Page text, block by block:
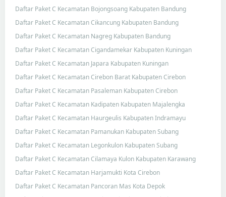
Daftar Paket C Kecamatan Bojongsoang Kabupaten Bandung
Daftar Paket C Kecamatan Cikancung Kabupaten Bandung
Daftar Paket C Kecamatan Nagreg Kabupaten Bandung
Daftar Paket C Kecamatan Cigandamekar Kabupaten Kuningan
Daftar Paket C Kecamatan Japara Kabupaten Kuningan
Daftar Paket C Kecamatan Cirebon Barat Kabupaten Cirebon
Daftar Paket C Kecamatan Pasaleman Kabupaten Cirebon
Daftar Paket C Kecamatan Kadipaten Kabupaten Majalengka
Daftar Paket C Kecamatan Haurgeulis Kabupaten Indramayu
Daftar Paket C Kecamatan Pamanukan Kabupaten Subang
Daftar Paket C Kecamatan Legonkulon Kabupaten Subang
Daftar Paket C Kecamatan Cilamaya Kulon Kabupaten Karawang
Daftar Paket C Kecamatan Harjamukti Kota Cirebon
Daftar Paket C Kecamatan Pancoran Mas Kota Depok